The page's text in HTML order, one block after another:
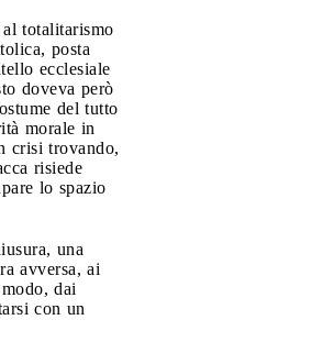
totalitarismo
posta
ecclesiale
doveva però
del tutto
morale in
crisi trovando,
risiede
lo spazio
una
avversa, ai
dai
con un